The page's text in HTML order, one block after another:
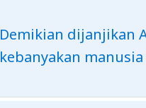
Demikian dijanjikan
kebanyakan